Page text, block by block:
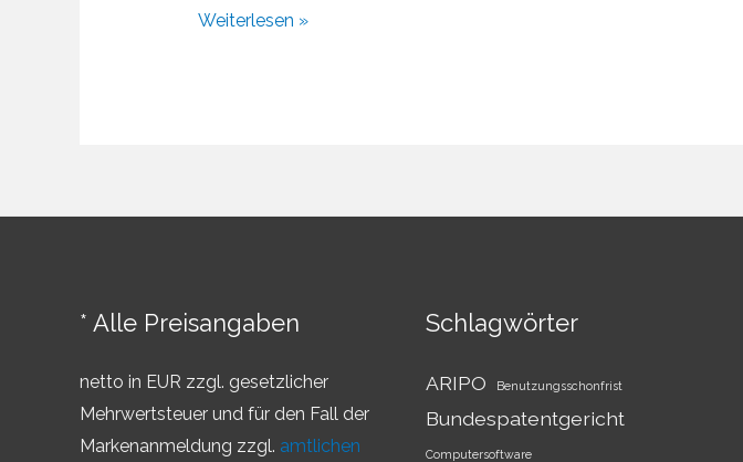
Entwicklung
Weiterlesen »
* Alle Preisangaben
netto in EUR zzgl. gesetzlicher
Mehrwertsteuer und für den Fall der
Markenanmeldung zzgl. amtlichen
Schlagwörter
ARIPO Benutzungsschonfrist
Bundespatentgericht
Computersoftware